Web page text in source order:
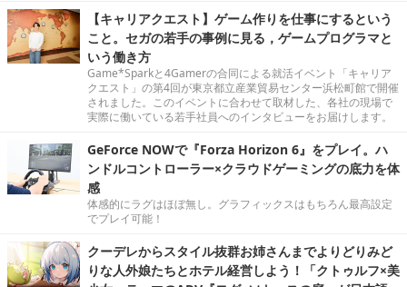
【キャリアクエスト】ゲーム作りを仕事にするという
こと。セガの若手の事例に見る，ゲームプログラマと
いう働き方
Game*Sparkと4Gamerの合同による就活イベント「キャリア
クエスト」の第4回が東京都立産業貿易センター浜松町館で開催
されました。このイベントに合わせて取材した、各社の現場で
実際に働いている若手社員へのインタビューをお届けします。
GeForce NOWで『Forza Horizon 6』をプレイ。ハ
ンドルコントローラー×クラウドゲーミングの底力を体
感
体感的にラグはほぼ無し。グラフィックスはもちろん最高設定
でプレイ可能！
クーデレからスタイル抜群お姉さんまでよりどりみど
りな人外娘たちとホテル経営しよう！「クトゥルフ×美